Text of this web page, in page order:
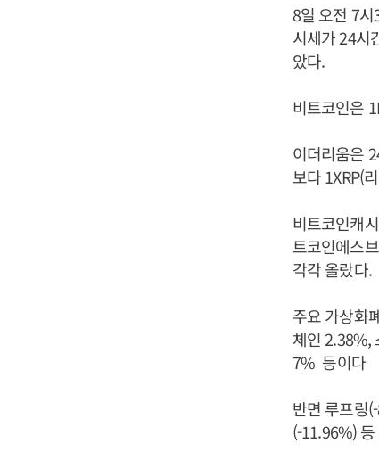
8일 오전 7
시세가 24시
았다.
비트코인은
이더리움은
보다 1XRP(
비트코인캐
트코인에스
각각 올랐다.
주요 가상화
체인 2.38%,
7% 등이다
반면 루프링
(-11.96%)